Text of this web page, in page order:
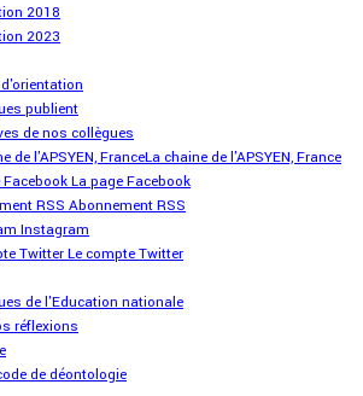
2018
2023
publient
de nos collègues
La chaine de l'APSYEN, France
La page Facebook
Abonnement RSS
Instagram
Le compte Twitter
de l'Education nationale
réflexions
de déontologie